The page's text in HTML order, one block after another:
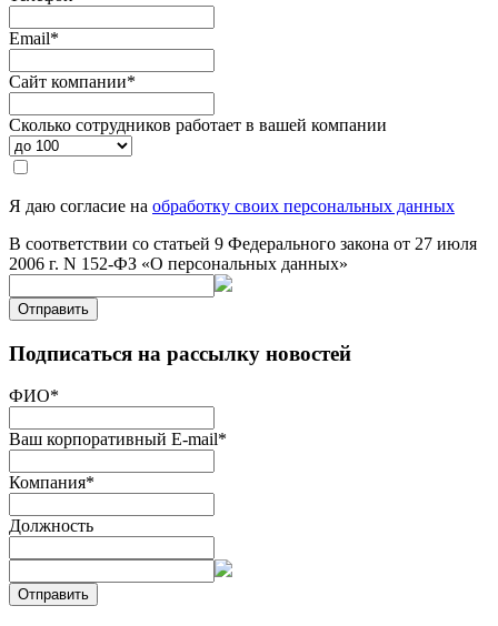
Email*
Сайт компании*
Сколько сотрудников работает в вашей компании
Я даю согласие на обработку своих персональных данных
В соответствии со статьей 9 Федерального закона от 27 июля
2006 г. N 152-ФЗ «О персональных данных»
Отправить
Подписаться на рассылку новостей
ФИО*
Ваш корпоративный E-mail*
Компания*
Должность
Отправить